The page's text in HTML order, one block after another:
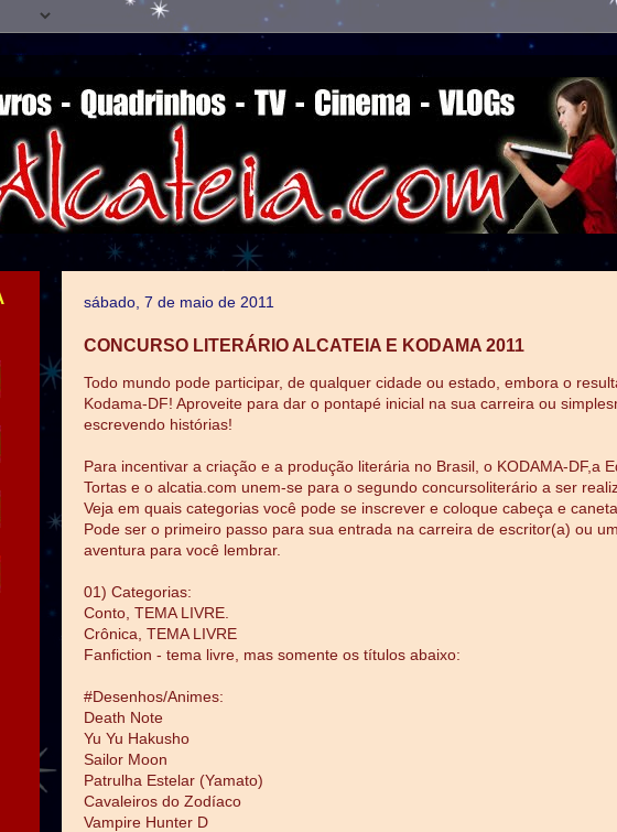
sábado, 7 de maio de 2011
CONCURSO LITERÁRIO ALCATEIA E KODAMA 2011
Todo mundo pode participar, de qualquer cidade ou estado, embora o
Kodama-DF! Aproveite para dar o pontapé inicial na sua carreira ou
escrevendo histórias!
Para incentivar a criação e a produção literária no Brasil, o KODAMA-DF,a
Tortas e o alcatia.com unem-se para o segundo concursoliterário a ser
Veja em quais categorias você pode se inscrever e coloque cabeça e
Pode ser o primeiro passo para sua entrada na carreira de escritor(a) ou
aventura para você lembrar.
01) Categorias:
Conto, TEMA LIVRE.
Crônica, TEMA LIVRE
Fanfiction - tema livre, mas somente os títulos abaixo:
#Desenhos/Animes:
Death Note
Yu Yu Hakusho
Sailor Moon
Patrulha Estelar (Yamato)
Cavaleiros do Zodíaco
Vampire Hunter D